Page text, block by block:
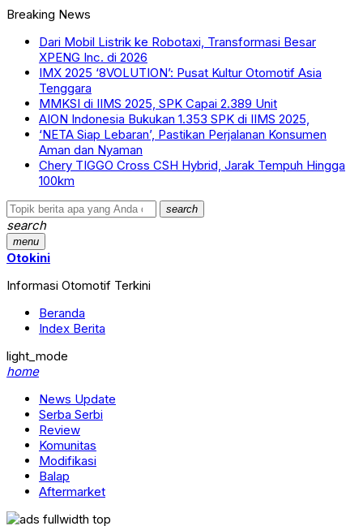
Breaking News
Dari Mobil Listrik ke Robotaxi, Transformasi Besar
XPENG Inc. di 2026
IMX 2025 ‘8VOLUTION’: Pusat Kultur Otomotif Asia
Tenggara
MMKSI di IIMS 2025, SPK Capai 2.389 Unit
AION Indonesia Bukukan 1.353 SPK di IIMS 2025,
‘NETA Siap Lebaran’, Pastikan Perjalanan Konsumen
Aman dan Nyaman
Chery TIGGO Cross CSH Hybrid, Jarak Tempuh Hingga
100km
search
search
menu
Otokini
Informasi Otomotif Terkini
Beranda
Index Berita
light_mode
home
News Update
Serba Serbi
Review
Komunitas
Modifikasi
Balap
Aftermarket